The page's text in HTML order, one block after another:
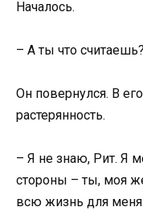
Началось.
– А ты что
Он повернулся. В
растерянность.
– Я не знаю, Рит. Я
стороны – ты, моя
всю жизнь для